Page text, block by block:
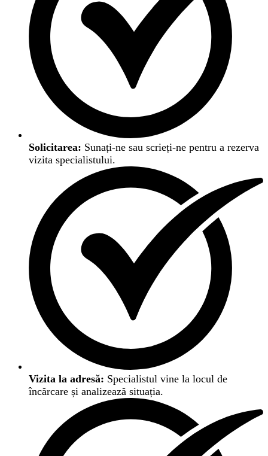
Solicitarea: Sunați-ne sau scrieți-ne pentru a rezerva
vizita specialistului.
Vizita la adresă: Specialistul vine la locul de
încărcare și analizează situația.